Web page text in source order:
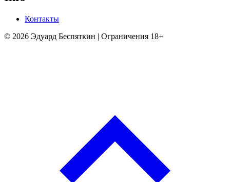
Контакты
© 2026 Эдуард Беспяткин | Ограничения 18+